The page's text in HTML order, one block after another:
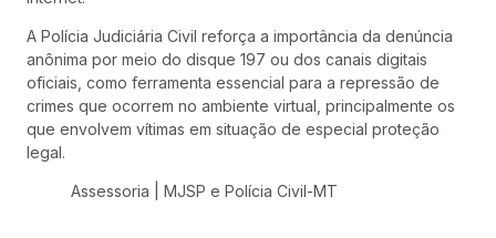
A Polícia Judiciária Civil reforça a importância da denúncia
anônima por meio do disque 197 ou dos canais digitais
oficiais, como ferramenta essencial para a repressão de
crimes que ocorrem no ambiente virtual, principalmente os
que envolvem vítimas em situação de especial proteção
legal.
Assessoria | MJSP e Polícia Civil-MT